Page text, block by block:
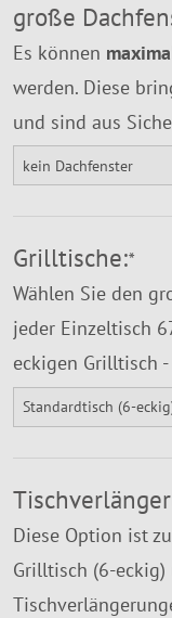
große
Es können
werden. Diese
und sind aus
Grilltische:*
Wählen Sie den
jeder Einzeltisch
eckigen Grilltisch -
Diese Option ist
Grilltisch (6-